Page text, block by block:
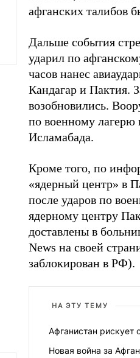
афганских талибов
Дальше события
ударил по
часов нанес
Кандагар и Пактия.
возобновились.
по военному лагерю
Исламабада.
Кроме того, по
«ядерный центр» в
после ударов по
ядерному центру
доставлены в
News на своей
заблокирован в РФ).
НА ЭТУ ТЕМУ
Афганистан рискует
Новая война за